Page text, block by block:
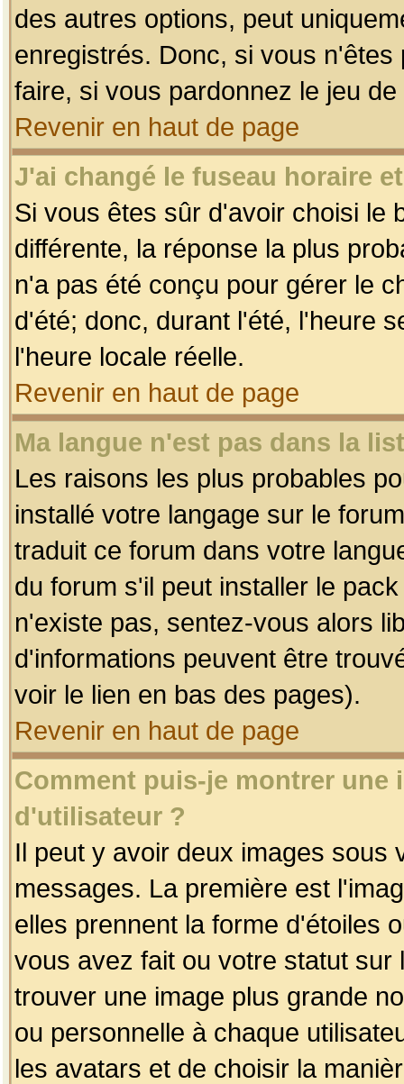
des autres options, peut
enregistrés. Donc, si vous
faire, si vous pardonnez le jeu
Revenir en haut de page
J'ai changé le fuseau horaire
Si vous êtes sûr d'avoir choisi le
différente, la réponse la plus
n'a pas été conçu pour gérer le
d'été; donc, durant l'été, l'heure
l'heure locale réelle.
Revenir en haut de page
Ma langue n'est pas dans la
Les raisons les plus probables
installé votre langage sur le
traduit ce forum dans votre
du forum s'il peut installer le
n'existe pas, sentez-vous alors
d'informations peuvent être
voir le lien en bas des pages).
Revenir en haut de page
Comment puis-je montrer une
d'utilisateur ?
Il peut y avoir deux images sous
messages. La première est
elles prennent la forme d'étoiles
vous avez fait ou votre statut
trouver une image plus grande
ou personnelle à chaque
les avatars et de choisir la